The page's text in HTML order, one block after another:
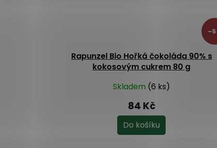
–5
Rapunzel Bio Hořká čokoláda 90% s
kokosovým cukrem 80 g
Skladem (6 ks)
84 Kč
Do košíku